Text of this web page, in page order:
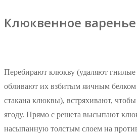
Клюквенное варенье
Перебирают клюкву (удаляют
обливают их взбитым яичным белком
стакана клюквы), встряхивают,
ягоду. Прямо с решета высыпают
насыпанную толстым слоем на